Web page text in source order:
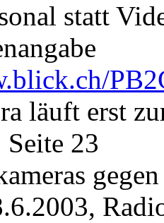
statt
läuft erst
23